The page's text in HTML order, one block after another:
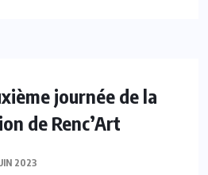
journée de la
de Renc’Art
2023